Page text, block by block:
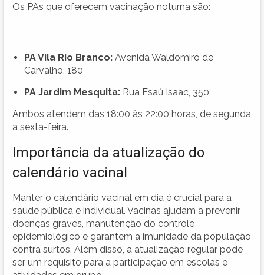
Os PAs que oferecem vacinação noturna são:
PA Vila Rio Branco: Avenida Waldomiro de
Carvalho, 180
PA Jardim Mesquita: Rua Esaú Isaac, 350
Ambos atendem das 18:00 às 22:00 horas, de segunda
a sexta-feira.
Importância da atualização do
calendário vacinal
Manter o calendário vacinal em dia é crucial para a
saúde pública e individual. Vacinas ajudam a prevenir
doenças graves, manutenção do controle
epidemiológico e garantem a imunidade da população
contra surtos. Além disso, a atualização regular pode
ser um requisito para a participação em escolas e